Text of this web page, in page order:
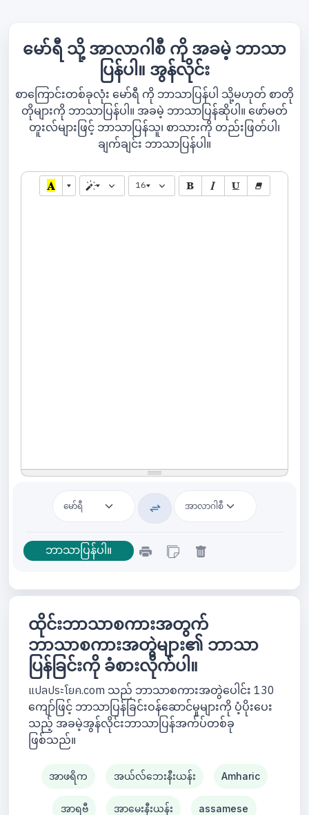
မော်ရီ သို့ အာလာဂါစီ ကို အခမဲ့ ဘာသာ
ပြန်ပါ။ အွန်လိုင်း
စာကြောင်းတစ်ခုလုံး မော်ရီ ကို ဘာသာပြန်ပါ သို့မဟုတ် စာတို
တိုများကို ဘာသာပြန်ပါ။ အခမဲ့ ဘာသာပြန်ဆိုပါ။ ဖော်မတ်
တူးလ်များဖြင့် ဘာသာပြန်သူ၊ စာသားကို တည်းဖြတ်ပါ၊
ချက်ချင်း ဘာသာပြန်ပါ။
16
ထိုင်းဘာသာစကားအတွက်
ဘာသာစကားအတွဲများ၏ ဘာသာ
ပြန်ခြင်းကို ခံစားလိုက်ပါ။
แปลประโยค.com သည် ဘာသာစကားအတွဲပေါင်း 130
ကျော်ဖြင့် ဘာသာပြန်ခြင်းဝန်ဆောင်မှုများကို ပံ့ပိုးပေး
သည့် အခမဲ့အွန်လိုင်းဘာသာပြန်အက်ပ်တစ်ခု
ဖြစ်သည်။
အာဖရိက အယ်လ်ဘေးနီးယန်း Amharic
အာရဗီ အာမေးနီးယန်း assamese